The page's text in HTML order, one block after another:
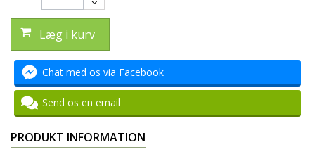
Læg i kurv
Chat med os via Facebook
Send os en email
PRODUKT INFORMATION